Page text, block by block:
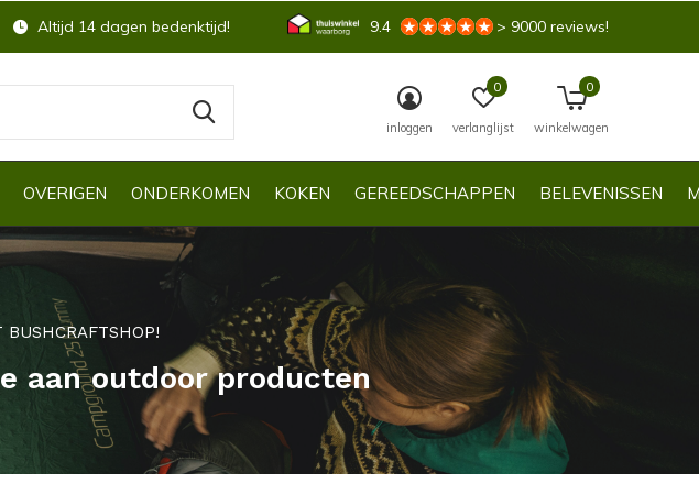
OVERIGEN ONDERKOMEN KOKEN GEREEDSCHAPPEN BELEVENISSEN
inloggen verlanglijst
0
winkelwagen
0
Altijd 14 dagen bedenktijd! 9.4 > 9000 reviews!
aan outdoor producten